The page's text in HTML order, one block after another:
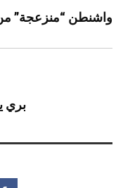
واشنطن “منزعجة”
بري